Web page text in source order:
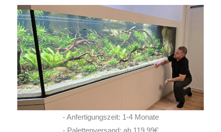
- Anfertigungszeit: 1-4 Monate
- Palettenversand: ab 119,99€